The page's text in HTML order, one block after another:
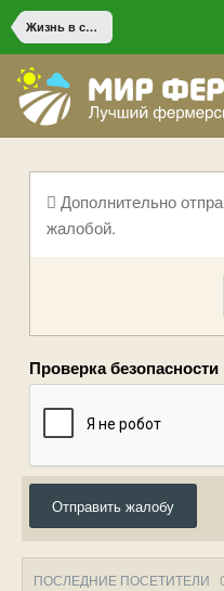
Жизнь в сельской местности
Дополнительно
жалобой.
Проверка безопасности
Отправить жалобу
ПОСЛЕДНИЕ ПОСЕТИТЕЛИ